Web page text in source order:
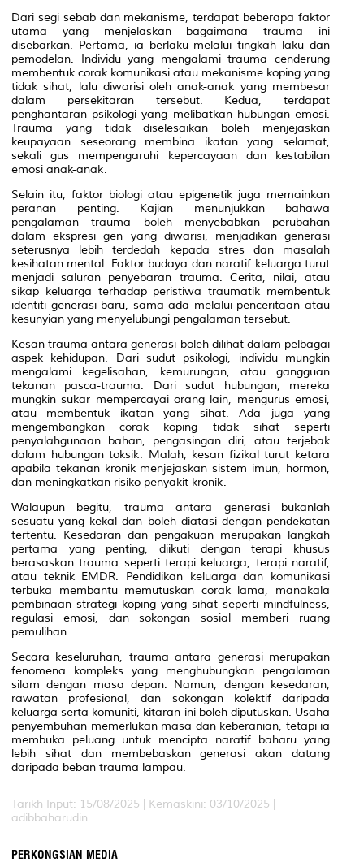
Dari segi sebab dan mekanisme, terdapat beberapa faktor
utama yang menjelaskan bagaimana trauma ini
disebarkan. Pertama, ia berlaku melalui tingkah laku dan
pemodelan. Individu yang mengalami trauma cenderung
membentuk corak komunikasi atau mekanisme koping yang
tidak sihat, lalu diwarisi oleh anak-anak yang membesar
dalam persekitaran tersebut. Kedua, terdapat
penghantaran psikologi yang melibatkan hubungan emosi.
Trauma yang tidak diselesaikan boleh menjejaskan
keupayaan seseorang membina ikatan yang selamat,
sekali gus mempengaruhi kepercayaan dan kestabilan
emosi anak-anak.
Selain itu, faktor biologi atau epigenetik juga memainkan
peranan penting. Kajian menunjukkan bahawa
pengalaman trauma boleh menyebabkan perubahan
dalam ekspresi gen yang diwarisi, menjadikan generasi
seterusnya lebih terdedah kepada stres dan masalah
kesihatan mental. Faktor budaya dan naratif keluarga turut
menjadi saluran penyebaran trauma. Cerita, nilai, atau
sikap keluarga terhadap peristiwa traumatik membentuk
identiti generasi baru, sama ada melalui penceritaan atau
kesunyian yang menyelubungi pengalaman tersebut.
Kesan trauma antara generasi boleh dilihat dalam pelbagai
aspek kehidupan. Dari sudut psikologi, individu mungkin
mengalami kegelisahan, kemurungan, atau gangguan
tekanan pasca-trauma. Dari sudut hubungan, mereka
mungkin sukar mempercayai orang lain, mengurus emosi,
atau membentuk ikatan yang sihat. Ada juga yang
mengembangkan corak koping tidak sihat seperti
penyalahgunaan bahan, pengasingan diri, atau terjebak
dalam hubungan toksik. Malah, kesan fizikal turut ketara
apabila tekanan kronik menjejaskan sistem imun, hormon,
dan meningkatkan risiko penyakit kronik.
Walaupun begitu, trauma antara generasi bukanlah
sesuatu yang kekal dan boleh diatasi dengan pendekatan
tertentu. Kesedaran dan pengakuan merupakan langkah
pertama yang penting, diikuti dengan terapi khusus
berasaskan trauma seperti terapi keluarga, terapi naratif,
atau teknik EMDR. Pendidikan keluarga dan komunikasi
terbuka membantu memutuskan corak lama, manakala
pembinaan strategi koping yang sihat seperti mindfulness,
regulasi emosi, dan sokongan sosial memberi ruang
pemulihan.
Secara keseluruhan, trauma antara generasi merupakan
fenomena kompleks yang menghubungkan pengalaman
silam dengan masa depan. Namun, dengan kesedaran,
rawatan profesional, dan sokongan kolektif daripada
keluarga serta komuniti, kitaran ini boleh diputuskan. Usaha
penyembuhan memerlukan masa dan keberanian, tetapi ia
membuka peluang untuk mencipta naratif baharu yang
lebih sihat dan membebaskan generasi akan datang
daripada beban trauma lampau.
Tarikh Input: 15/08/2025 | Kemaskini: 03/10/2025 |
adibbaharudin
PERKONGSIAN MEDIA